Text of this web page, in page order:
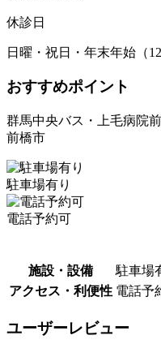
休診日
日曜・祝日・年末年始（
おすすめポイント
群馬中央バス・上毛病院
前橋市
駐車場有り
電話予約可
施設・設備
駐車場
アクセス・利便性 電話予
ユーザーレビュー